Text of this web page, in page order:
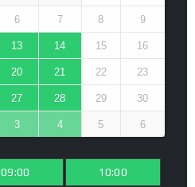
6 7 8 9
13 14 15 16
20 21 22 23
27 28 29 30
3 4 5 6
09:00 10:00